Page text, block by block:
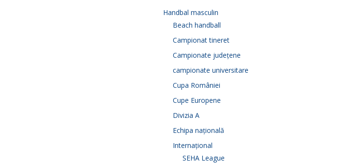
Handbal masculin
Beach handball
Campionat tineret
Campionate județene
campionate universitare
Cupa României
Cupe Europene
Divizia A
Echipa națională
Internațional
SEHA League